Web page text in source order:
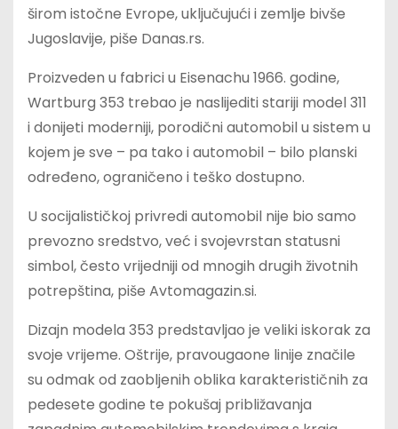
širom istočne Evrope, uključujući i zemlje bivše
Jugoslavije, piše Danas.rs.
Proizveden u fabrici u Eisenachu 1966. godine,
Wartburg 353 trebao je naslijediti stariji model 311
i donijeti moderniji, porodični automobil u sistem u
kojem je sve – pa tako i automobil – bilo planski
određeno, ograničeno i teško dostupno.
U socijalističkoj privredi automobil nije bio samo
prevozno sredstvo, već i svojevrstan statusni
simbol, često vrijedniji od mnogih drugih životnih
potrepština, piše Avtomagazin.si.
Dizajn modela 353 predstavljao je veliki iskorak za
svoje vrijeme. Oštrije, pravougaone linije značile
su odmak od zaobljenih oblika karakterističnih za
pedesete godine te pokušaj približavanja